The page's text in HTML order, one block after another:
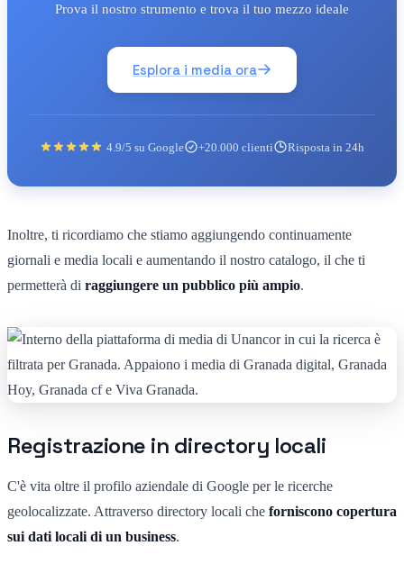
Prova il nostro strumento e trova il tuo mezzo ideale
Esplora i media ora
4.9/5 su Google +20.000 clienti Risposta in 24h
Inoltre, ti ricordiamo che stiamo aggiungendo continuamente
giornali e media locali e aumentando il nostro catalogo, il che ti
permetterà di raggiungere un pubblico più ampio.
Registrazione in directory locali
C'è vita oltre il profilo aziendale di Google per le ricerche
geolocalizzate. Attraverso directory locali che forniscono copertura
sui dati locali di un business.